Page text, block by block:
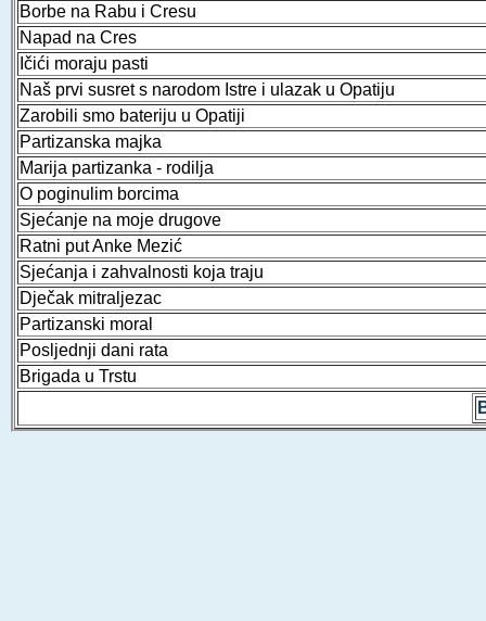
Borbe na Rabu i Cresu
Napad na Cres
Ičići moraju pasti
Naš prvi susret s narodom Istre i ulazak u Opatiju
Zarobili smo bateriju u Opatiji
Partizanska majka
Marija partizanka - rodilja
O poginulim borcima
Sjećanje na moje drugove
Ratni put Anke Mezić
Sjećanja i zahvalnosti koja traju
Dječak mitraljezac
Partizanski moral
Posljednji dani rata
Brigada u Trstu